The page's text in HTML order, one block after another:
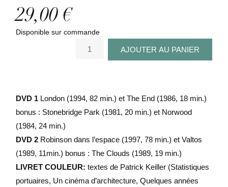
29,00€
Disponible sur commande
AJOUTER AU PANIER
DVD 1 London (1994, 82 min.) et The End (1986, 18 min.)
bonus : Stonebridge Park (1981, 20 min.) et Norwood
(1984, 24 min.)
DVD 2 Robinson dans l’espace (1997, 78 min.) et Valtos
(1989, 11min.) bonus : The Clouds (1989, 19 min.)
LIVRET COULEUR: textes de Patrick Keiller (Statistiques
portuaires, Un cinéma d’architecture, Quelques années